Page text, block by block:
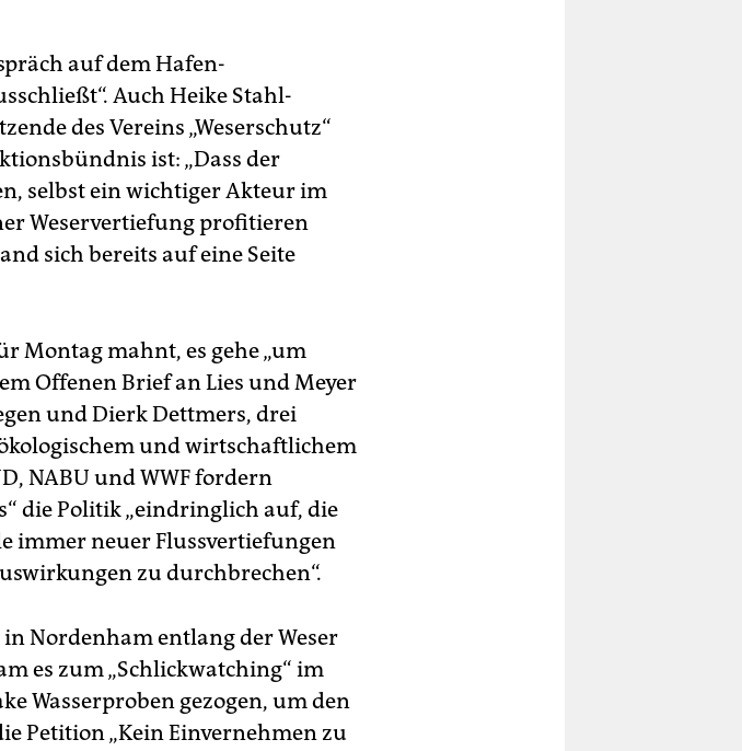
auf dem Hafen-
Auch Heike Stahl-
des Vereins „Weserschutz“
ist: „Dass der
selbst ein wichtiger Akteur im
Weservertiefung profitieren
sich bereits auf eine Seite
Montag mahnt, es gehe „um
Offenen Brief an Lies und Meyer
und Dierk Dettmers, drei
und wirtschaftlichem
NABU und WWF fordern
die Politik „eindringlich auf, die
immer neuer Flussvertiefungen
zu durchbrechen“.
Nordenham entlang der Weser
es zum „Schlickwatching“ im
Wasserproben gezogen, um den
Petition „Kein Einvernehmen zu